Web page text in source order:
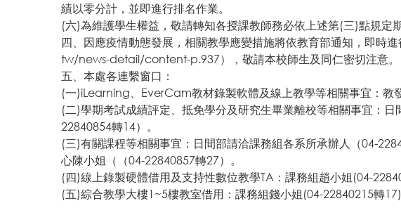
績以零分計，並即進行排名作業。
(六)為維護學生權益，敬請轉知各授課教師務必依上述第(三)點規
四、因應疫情動態發展，相關教學應變措施將依教育部通知，即時
tw/news-detail/content-p.937），敬請本校師生及同仁密切注意。
五、本處各連繫窗口：
(一)iLearning、EverCam教材錄製軟體及線上教學等相關事宜：教
(二)學期考試成績評定、抵免學分及研究生畢業離校等相關事宜：
22840854轉14）。
(三)有關課程等相關事宜：日間部請洽課務組各系所承辦人（04-
心陳小姐（（04-22840857轉27）。
(四)線上錄製硬體借用及支持性數位教學TA：課務組趙小姐(04-
(五)綜合教學大樓1~5樓教室借用：課務組錢小姐(04-22840215轉17)